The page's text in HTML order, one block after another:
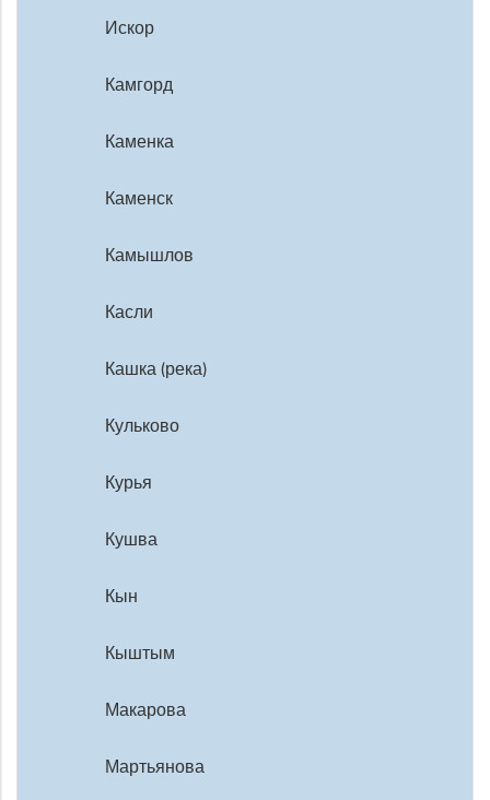
Искор
Камгорд
Каменка
Каменск
Камышлов
Касли
Кашка (река)
Кульково
Курья
Кушва
Кын
Кыштым
Макарова
Мартьянова